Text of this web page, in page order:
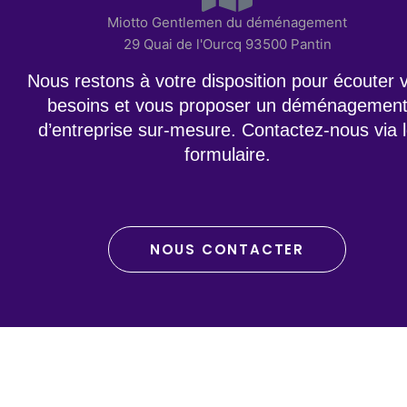
Miotto Gentlemen du déménagement
29 Quai de l'Ourcq 93500 Pantin
Nous restons à votre disposition pour écouter
besoins et vous proposer un déménagement
d’entreprise sur-mesure. Contactez-nous via
formulaire.
NOUS CONTACTER